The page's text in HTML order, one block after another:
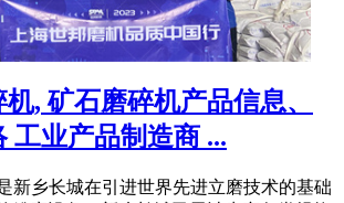
, 矿石磨碎机产品信息、
工业产品制造商 ...
新乡长城在引进世界先进立磨技术的基础